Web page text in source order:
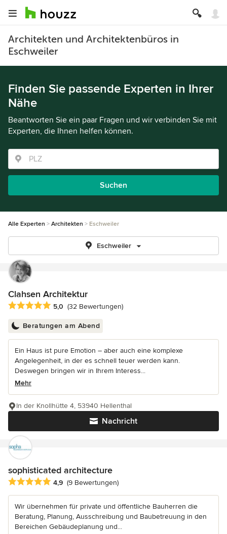
Architekten und Architektenbüros in
Eschweiler
Finden Sie passende Experten in Ihrer
Nähe
Beantworten Sie ein paar Fragen und wir verbinden Sie mit
Experten, die Ihnen helfen können.
Suchen
Alle Experten Architekten Eschweiler
Eschweiler
Clahsen Architektur
Durchschnittliche Bewertung: 5 von 5 Sternen
5,0 (32 Bewertungen)
Beratungen am Abend
Ein Haus ist pure Emotion – aber auch eine komplexe
Angelegenheit, in der es schnell teuer werden kann.
Deswegen bringen wir in Ihrem Interess...
Mehr
Nachricht
In der Knollhütte 4, 53940 Hellenthal
sophisticated architecture
Durchschnittliche Bewertung: 4.9 von 5 Sternen
4,9 (9 Bewertungen)
Wir übernehmen für private und öffentliche Bauherren die
Beratung, Planung, Ausschreibung und Baubetreuung in den
Bereichen Gebäudeplanung und...